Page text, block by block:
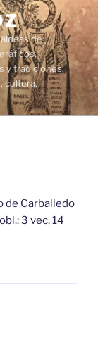
de
y tradiciones.
cultura,
de Carballedo
3 vec, 14